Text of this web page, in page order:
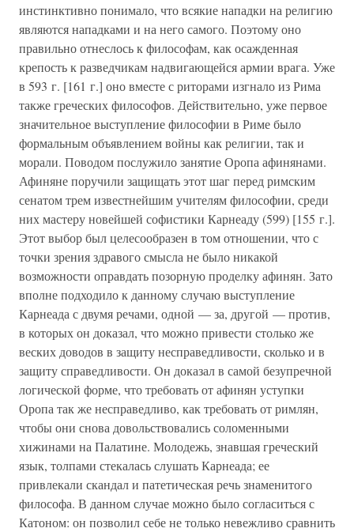
инстинктивно понимало, что всякие нападки на религию
являются нападками и на него самого. Поэтому оно
правильно отнеслось к философам, как осажденная
крепость к разведчикам надвигающейся армии врага. Уже
в 593 г. [161 г.] оно вместе с риторами изгнало из Рима
также греческих философов. Действительно, уже первое
значительное выступление философии в Риме было
формальным объявлением войны как религии, так и
морали. Поводом послужило занятие Оропа афинянами.
Афиняне поручили защищать этот шаг перед римским
сенатом трем известнейшим учителям философии, среди
них мастеру новейшей софистики Карнеаду (599) [155 г.].
Этот выбор был целесообразен в том отношении, что с
точки зрения здравого смысла не было никакой
возможности оправдать позорную проделку афинян. Зато
вполне подходило к данному случаю выступление
Карнеада с двумя речами, одной — за, другой — против,
в которых он доказал, что можно привести столько же
веских доводов в защиту несправедливости, сколько и в
защиту справедливости. Он доказал в самой безупречной
логической форме, что требовать от афинян уступки
Оропа так же несправедливо, как требовать от римлян,
чтобы они снова довольствовались соломенными
хижинами на Палатине. Молодежь, знавшая греческий
язык, толпами стекалась слушать Карнеада; ее
привлекали скандал и патетическая речь знаменитого
философа. В данном случае можно было согласиться с
Катоном: он позволил себе не только невежливо сравнить